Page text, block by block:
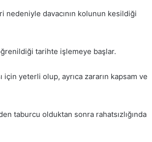
nedeniyle davacının kolunun kesildiği
tarihte işlemeye başlar.
için yeterli olup, ayrıca zararın kapsam ve
taburcu olduktan sonra rahatsızlığında